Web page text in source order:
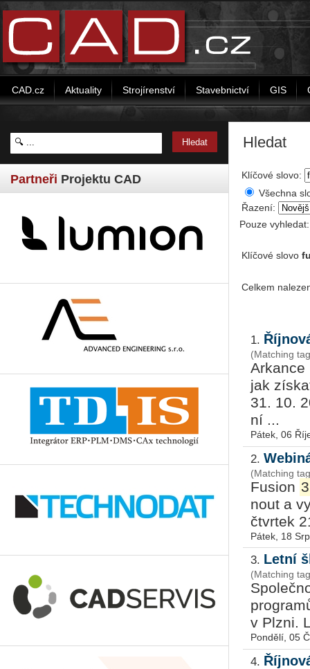
CAD.cz Aktuality Strojírenství Stavebnictví GIS
Partneři Projektu CAD
Hledat
Klíčové slovo:
Všechna
Řazení:
Pouze
Klíčové slovo
Celkem
1.
(Matching
Ar­kan­ce
jak
31. 10.
ní ...
Pátek, 06
2.
(Matching
Fusi­on
nout a
čtvr­tek
Pátek, 18
3. Letní
(Matching
v Plzni.
Pondělí, 05
4.